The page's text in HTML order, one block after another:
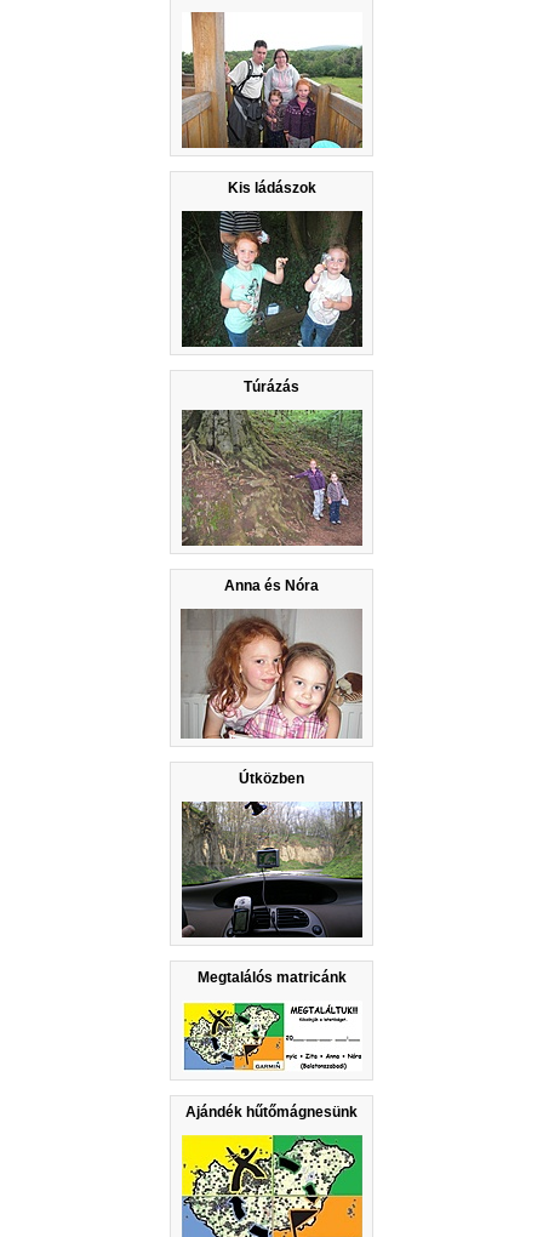
Kis ládászok
Túrázás
Anna és Nóra
Útközben
Megtalálós matricánk
Ajándék hűtőmágnesünk